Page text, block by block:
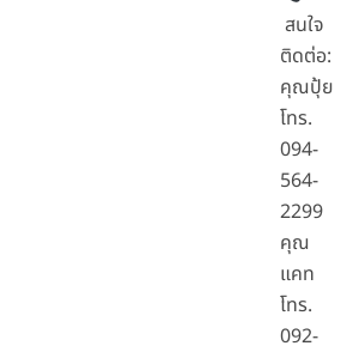
สนใจ
ติดต่อ:
คุณปุ้ย
โทร.
094-
564-
2299
คุณ
แคท
โทร.
092-